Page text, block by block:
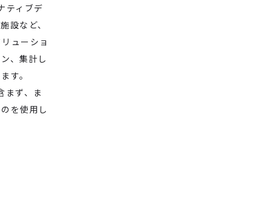
ティブデ
設など、
ューショ
、集計し
す。
まず、ま
を使用し